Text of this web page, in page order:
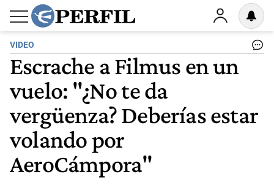
VIDEO
Escrache a Filmus en un
vuelo: "¿No te da
vergüenza? Deberías estar
volando por
AeroCámpora"